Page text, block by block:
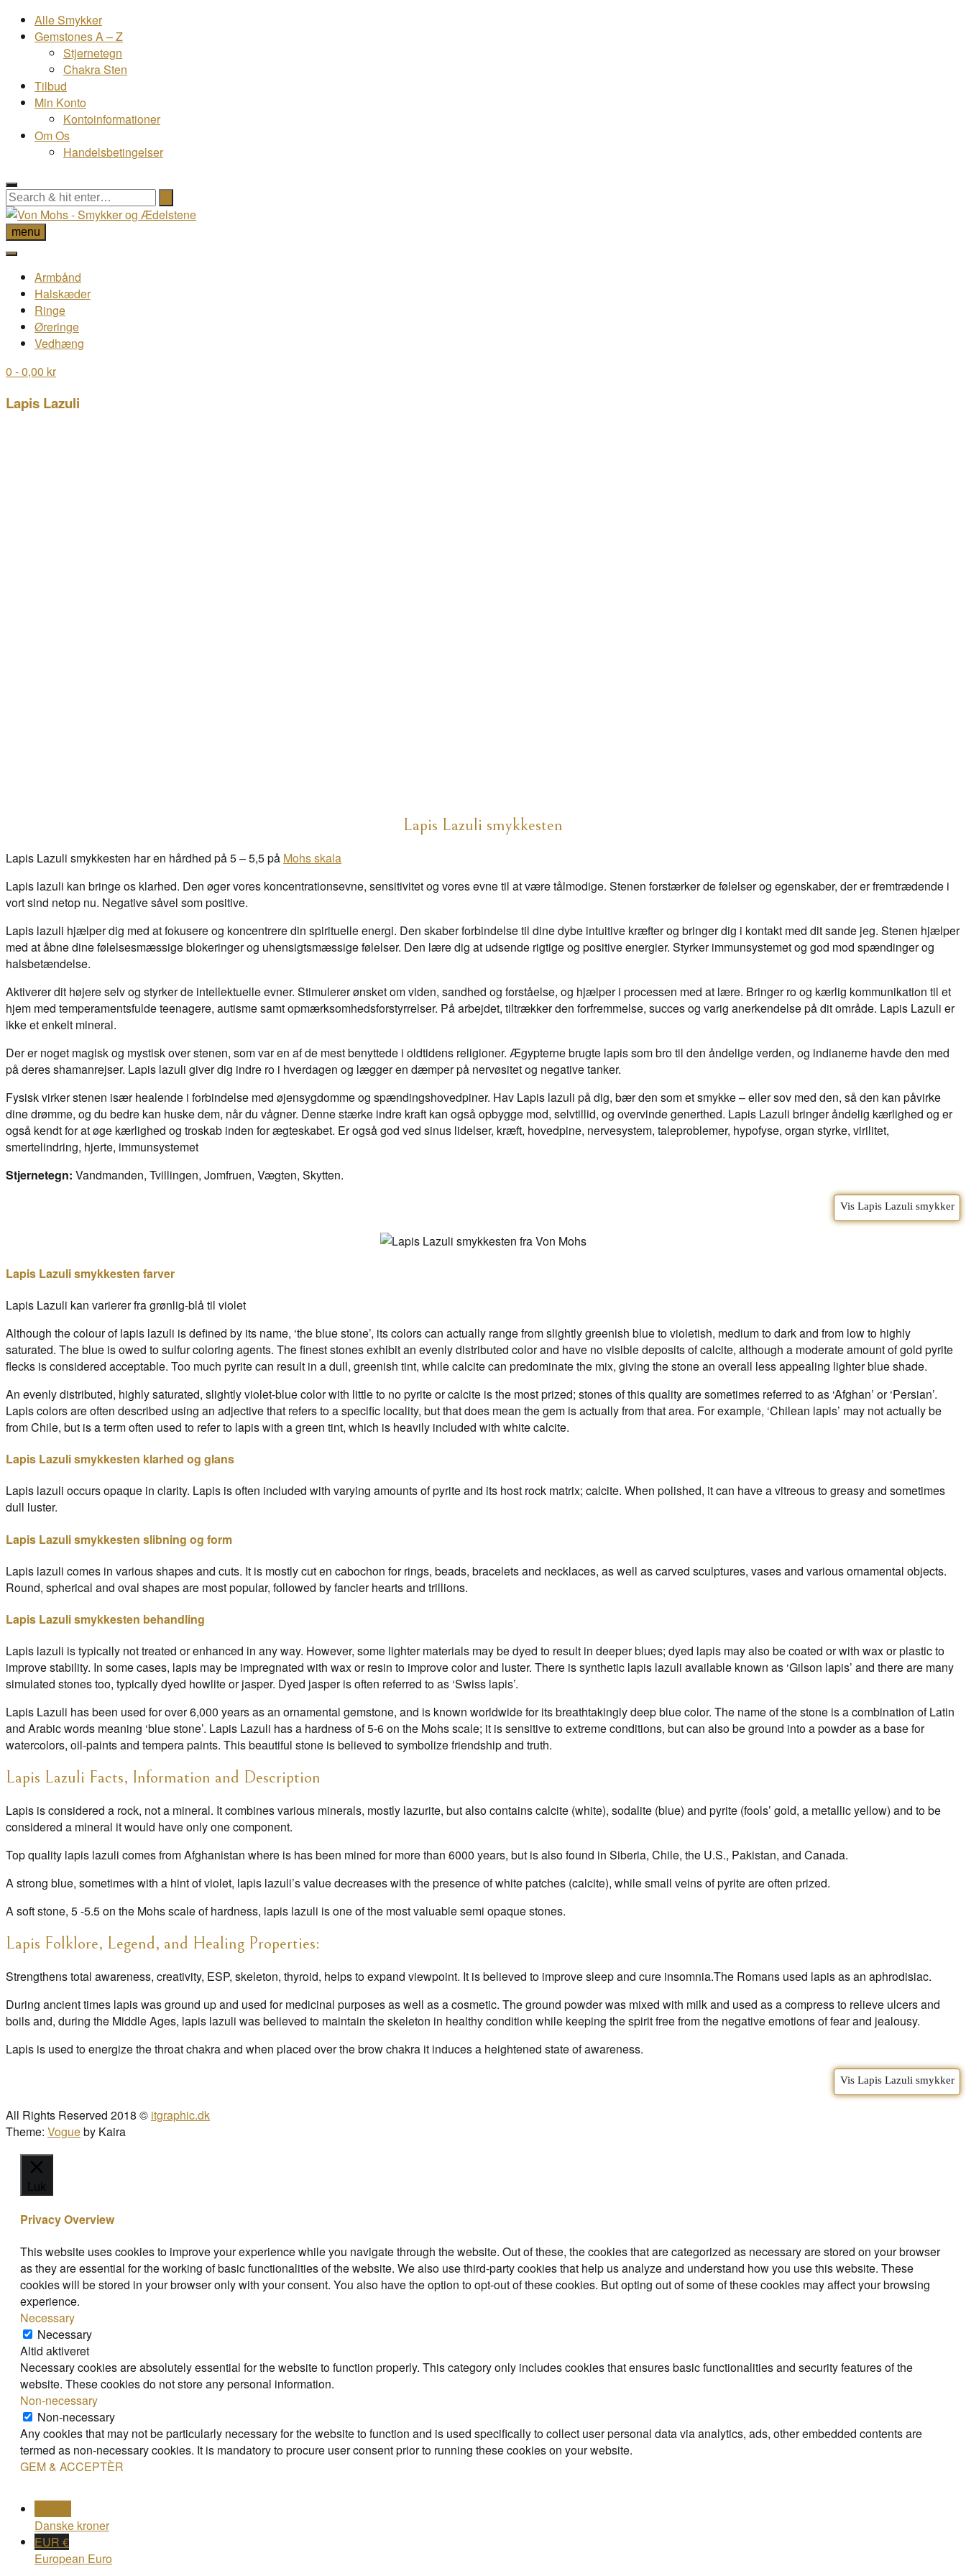
Alle Smykker
Gemstones A – Z
Stjernetegn
Chakra Sten
Tilbud
Min Konto
Kontoinformationer
Om Os
Handelsbetingelser
menu
Armbånd
Halskæder
Ringe
Øreringe
Vedhæng
0 - 0,00 kr
Lapis Lazuli
Lapis Lazuli smykkesten
Lapis Lazuli smykkesten har en hårdhed på 5 – 5,5 på Mohs skala
Lapis lazuli kan bringe os klarhed. Den øger vores koncentrationsevne, sensitivitet og vores evne til at være tålmodige. Stenen forstærker de følelser og egenskaber, der er fremtrædende i
vort sind netop nu. Negative såvel som positive.
Lapis lazuli hjælper dig med at fokusere og koncentrere din spirituelle energi. Den skaber forbindelse til dine dybe intuitive kræfter og bringer dig i kontakt med dit sande jeg. Stenen hjælper
med at åbne dine følelsesmæssige blokeringer og uhensigtsmæssige følelser. Den lære dig at udsende rigtige og positive energier. Styrker immunsystemet og god mod spændinger og
halsbetændelse.
Aktiverer dit højere selv og styrker de intellektuelle evner. Stimulerer ønsket om viden, sandhed og forståelse, og hjælper i processen med at lære. Bringer ro og kærlig kommunikation til et
hjem med temperamentsfulde teenagere, autisme samt opmærksomhedsforstyrrelser. På arbejdet, tiltrækker den forfremmelse, succes og varig anerkendelse på dit område. Lapis Lazuli er
ikke et enkelt mineral.
Der er noget magisk og mystisk over stenen, som var en af de mest benyttede i oldtidens religioner. Ægypterne brugte lapis som bro til den åndelige verden, og indianerne havde den med
på deres shamanrejser. Lapis lazuli giver dig indre ro i hverdagen og lægger en dæmper på nervøsitet og negative tanker.
Fysisk virker stenen især healende i forbindelse med øjensygdomme og spændingshovedpiner. Hav Lapis lazuli på dig, bær den som et smykke – eller sov med den, så den kan påvirke
dine drømme, og du bedre kan huske dem, når du vågner. Denne stærke indre kraft kan også opbygge mod, selvtillid, og overvinde generthed. Lapis Lazuli bringer åndelig kærlighed og er
også kendt for at øge kærlighed og troskab inden for ægteskabet. Er også god ved sinus lidelser, kræft, hovedpine, nervesystem, taleproblemer, hypofyse, organ styrke, virilitet,
smertelindring, hjerte, immunsystemet
Stjernetegn: Vandmanden, Tvillingen, Jomfruen, Vægten, Skytten.
Vis Lapis Lazuli smykker
Lapis Lazuli smykkesten farver
Lapis Lazuli kan varierer fra grønlig-blå til violet
Although the colour of lapis lazuli is defined by its name, ‘the blue stone’, its colors can actually range from slightly greenish blue to violetish, medium to dark and from low to highly
saturated. The blue is owed to sulfur coloring agents. The finest stones exhibit an evenly distributed color and have no visible deposits of calcite, although a moderate amount of gold pyrite
flecks is considered acceptable. Too much pyrite can result in a dull, greenish tint, while calcite can predominate the mix, giving the stone an overall less appealing lighter blue shade.
An evenly distributed, highly saturated, slightly violet-blue color with little to no pyrite or calcite is the most prized; stones of this quality are sometimes referred to as ‘Afghan’ or ‘Persian’.
Lapis colors are often described using an adjective that refers to a specific locality, but that does mean the gem is actually from that area. For example, ‘Chilean lapis’ may not actually be
from Chile, but is a term often used to refer to lapis with a green tint, which is heavily included with white calcite.
Lapis Lazuli smykkesten klarhed og glans
Lapis lazuli occurs opaque in clarity. Lapis is often included with varying amounts of pyrite and its host rock matrix; calcite. When polished, it can have a vitreous to greasy and sometimes
dull luster.
Lapis Lazuli smykkesten slibning og form
Lapis lazuli comes in various shapes and cuts. It is mostly cut en cabochon for rings, beads, bracelets and necklaces, as well as carved sculptures, vases and various ornamental objects.
Round, spherical and oval shapes are most popular, followed by fancier hearts and trillions.
Lapis Lazuli smykkesten behandling
Lapis lazuli is typically not treated or enhanced in any way. However, some lighter materials may be dyed to result in deeper blues; dyed lapis may also be coated or with wax or plastic to
improve stability. In some cases, lapis may be impregnated with wax or resin to improve color and luster. There is synthetic lapis lazuli available known as ‘Gilson lapis’ and there are many
simulated stones too, typically dyed howlite or jasper. Dyed jasper is often referred to as ‘Swiss lapis’.
Lapis Lazuli has been used for over 6,000 years as an ornamental gemstone, and is known worldwide for its breathtakingly deep blue color. The name of the stone is a combination of Latin
and Arabic words meaning ‘blue stone’. Lapis Lazuli has a hardness of 5-6 on the Mohs scale; it is sensitive to extreme conditions, but can also be ground into a powder as a base for
watercolors, oil-paints and tempera paints. This beautiful stone is believed to symbolize friendship and truth.
Lapis Lazuli Facts, Information and Description
Lapis is considered a rock, not a mineral. It combines various minerals, mostly lazurite, but also contains calcite (white), sodalite (blue) and pyrite (fools’ gold, a metallic yellow) and to be
considered a mineral it would have only one component.
Top quality lapis lazuli comes from Afghanistan where is has been mined for more than 6000 years, but is also found in Siberia, Chile, the U.S., Pakistan, and Canada.
A strong blue, sometimes with a hint of violet, lapis lazuli’s value decreases with the presence of white patches (calcite), while small veins of pyrite are often prized.
A soft stone, 5 -5.5 on the Mohs scale of hardness, lapis lazuli is one of the most valuable semi opaque stones.
Lapis Folklore, Legend, and Healing Properties:
Strengthens total awareness, creativity, ESP, skeleton, thyroid, helps to expand viewpoint. It is believed to improve sleep and cure insomnia.The Romans used lapis as an aphrodisiac.
During ancient times lapis was ground up and used for medicinal purposes as well as a cosmetic. The ground powder was mixed with milk and used as a compress to relieve ulcers and
boils and, during the Middle Ages, lapis lazuli was believed to maintain the skeleton in healthy condition while keeping the spirit free from the negative emotions of fear and jealousy.
Lapis is used to energize the throat chakra and when placed over the brow chakra it induces a heightened state of awareness.
Vis Lapis Lazuli smykker
All Rights Reserved 2018 © itgraphic.dk
Theme: Vogueby Kaira
Luk
Privacy Overview
This website uses cookies to improve your experience while you navigate through the website. Out of these, the cookies that are categorized as necessary are stored on your browser
as they are essential for the working of basic functionalities of the website. We also use third-party cookies that help us analyze and understand how you use this website. These
cookies will be stored in your browser only with your consent. You also have the option to opt-out of these cookies. But opting out of some of these cookies may affect your browsing
experience.
Necessary
Necessary
Altid aktiveret
Necessary cookies are absolutely essential for the website to function properly. This category only includes cookies that ensures basic functionalities and security features of the
website. These cookies do not store any personal information.
Non-necessary
Non-necessary
Any cookies that may not be particularly necessary for the website to function and is used specifically to collect user personal data via analytics, ads, other embedded contents are
termed as non-necessary cookies. It is mandatory to procure user consent prior to running these cookies on your website.
GEM & ACCEPTÈR
Danske kroner
EUR €
European Euro